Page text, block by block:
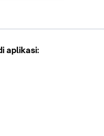
aplikasi: